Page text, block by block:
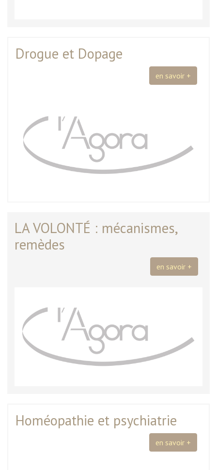
Drogue et Dopage
en savoir +
LA VOLONTÉ : mécanismes,
remèdes
en savoir +
Homéopathie et psychiatrie
en savoir +